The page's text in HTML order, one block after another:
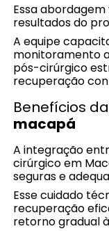
Essa
resultados do
A equipe
monitoramento
pós-cirúrgico
recuperação
Benefícios da
macapá
A integração
cirúrgico em
seguras e
Esse cuidado
recuperação
retorno gradual